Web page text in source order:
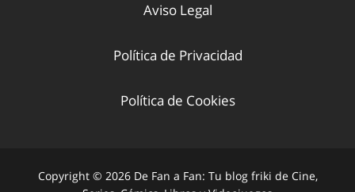
Aviso Legal
Política de Privacidad
Política de Cookies
Copyright © 2026 De Fan a Fan: Tu blog friki de Cine,